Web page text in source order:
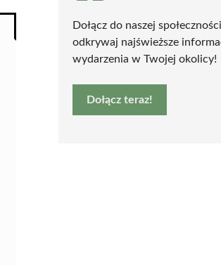
Dołącz do naszej
odkrywaj najświeższe
wydarzenia w Twojej okolicy!
Dołącz teraz!